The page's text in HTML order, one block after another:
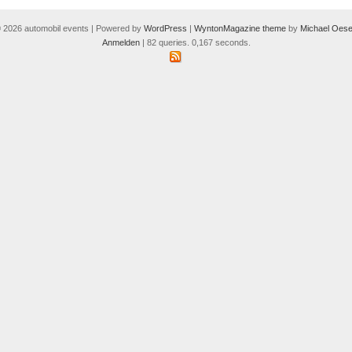
2026 automobil events | Powered by WordPress | WyntonMagazine theme by Michael
Anmelden| 82 queries. 0,167 seconds.